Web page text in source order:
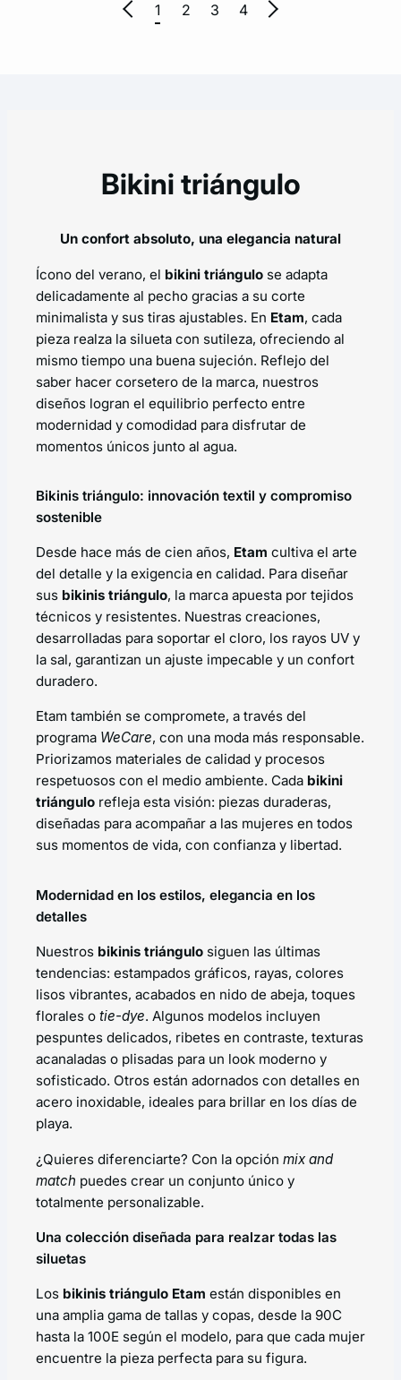
1 2 3 4
Bikini triángulo
Un confort absoluto, una elegancia natural
Ícono del verano, el bikini triángulo se adapta
delicadamente al pecho gracias a su corte
minimalista y sus tiras ajustables. En Etam, cada
pieza realza la silueta con sutileza, ofreciendo al
mismo tiempo una buena sujeción. Reflejo del
saber hacer corsetero de la marca, nuestros
diseños logran el equilibrio perfecto entre
modernidad y comodidad para disfrutar de
momentos únicos junto al agua.
Bikinis triángulo: innovación textil y compromiso
sostenible
Desde hace más de cien años, Etam cultiva el arte
del detalle y la exigencia en calidad. Para diseñar
sus bikinis triángulo, la marca apuesta por tejidos
técnicos y resistentes. Nuestras creaciones,
desarrolladas para soportar el cloro, los rayos UV y
la sal, garantizan un ajuste impecable y un confort
duradero.
Etam también se compromete, a través del
programa WeCare, con una moda más responsable.
Priorizamos materiales de calidad y procesos
respetuosos con el medio ambiente. Cada bikini
triángulo refleja esta visión: piezas duraderas,
diseñadas para acompañar a las mujeres en todos
sus momentos de vida, con confianza y libertad.
Modernidad en los estilos, elegancia en los
detalles
Nuestros bikinis triángulo siguen las últimas
tendencias: estampados gráficos, rayas, colores
lisos vibrantes, acabados en nido de abeja, toques
florales o tie-dye. Algunos modelos incluyen
pespuntes delicados, ribetes en contraste, texturas
acanaladas o plisadas para un look moderno y
sofisticado. Otros están adornados con detalles en
acero inoxidable, ideales para brillar en los días de
playa.
¿Quieres diferenciarte? Con la opción mix and
match puedes crear un conjunto único y
totalmente personalizable.
Una colección diseñada para realzar todas las
siluetas
Los bikinis triángulo Etam están disponibles en
una amplia gama de tallas y copas, desde la 90C
hasta la 100E según el modelo, para que cada mujer
encuentre la pieza perfecta para su figura.